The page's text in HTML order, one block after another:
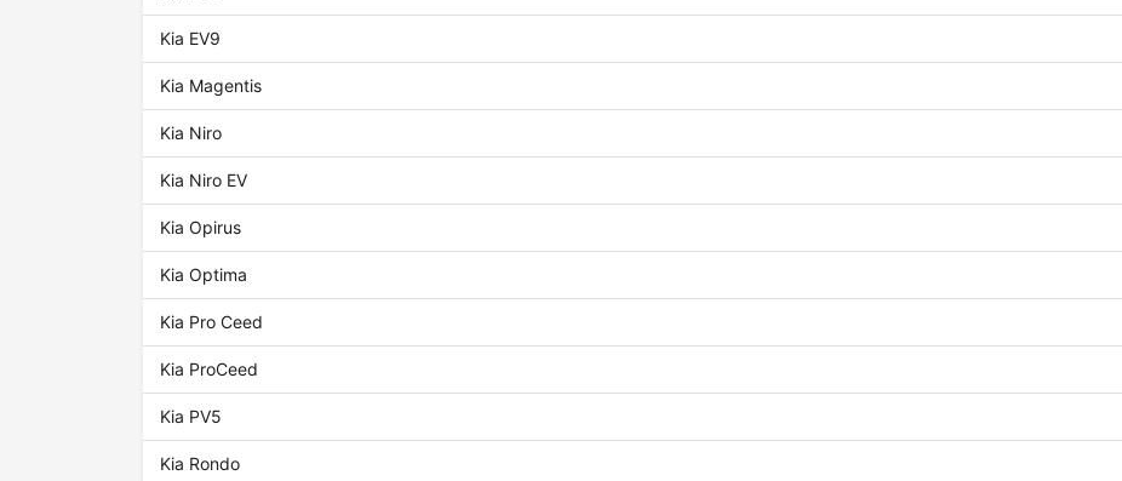
Kia EV9
Kia Magentis
Kia Niro
Kia Niro EV
Kia Opirus
Kia Optima
Kia Pro Ceed
Kia ProCeed
Kia PV5
Kia Rondo